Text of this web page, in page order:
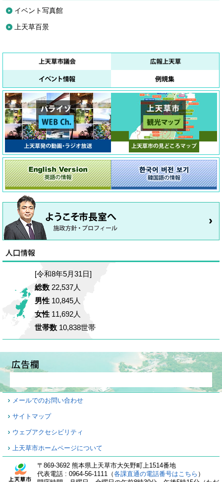
イベント写真館
上天草百景
[令和8年5月31日]
総数 22,537人
男性 10,845人
女性 11,692人
世帯数 10,838世帯
メールでのお問い合わせ
サイトマップ
ウェブアクセシビリティ
上天草市ホームページについて
〒869-3692 熊本県上天草市大矢野町上1514番地
代表電話 : 0964-56-1111（各課直通の電話番号はこちら ）